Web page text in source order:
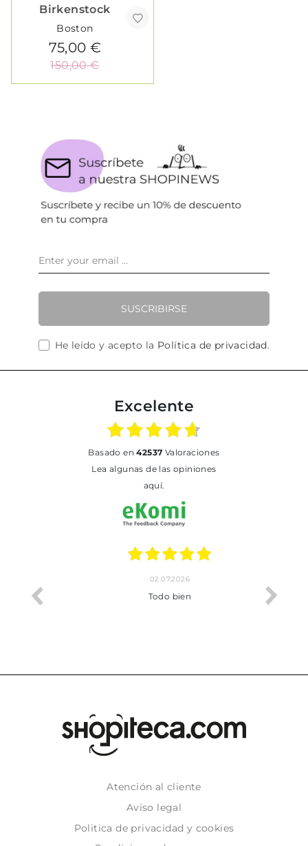
Birkenstock
Boston
75,00 €
150,00 €
SUSCRIBIRSE
He leído y acepto la Política de privacidad.
Excelente
basado en42537 Valoraciones
Lea algunas de las opiniones
aquí.
02.07.2026
Todo bien
Atención al cliente
Aviso legal
Politica de privacidad y cookies